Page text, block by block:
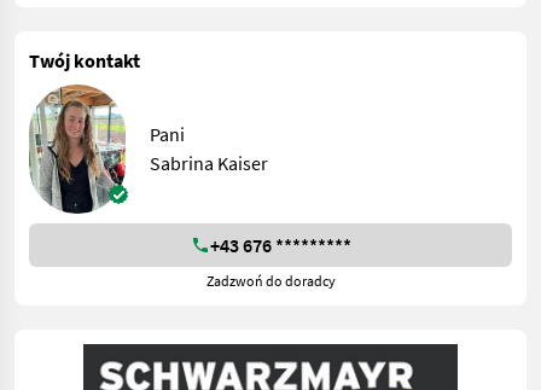
Twój kontakt
Pani
Sabrina Kaiser
+43 676 *********
Zadzwoń do doradcy